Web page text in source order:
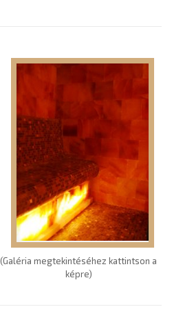
(Galéria megtekintéséhez kattintson a
képre)